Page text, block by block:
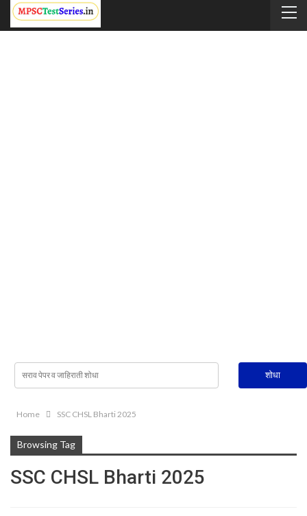
Home SSC CHSL Bharti 2025
Browsing Tag
SSC CHSL Bharti 2025